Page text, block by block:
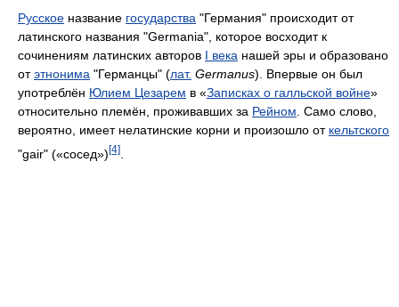
Русское название государства "Германия" происходит от
латинского названия "Germania", которое восходит к
сочинениям латинских авторов I века нашей эры и образовано
отэтнонима "Германцы" (лат. Germanus). Впервые он был
употреблён Юлием Цезарем в «Записках о галльской войне»
относительно племён, проживавших за Рейном . Само слово,
вероятно, имеет нелатинские корни и произошло от кельтского
"gair" («сосед»)[4]